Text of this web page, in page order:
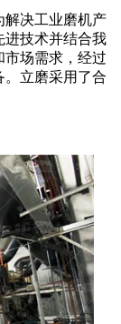
解决工业磨机产
进技术并结合我
市场需求，经过
。立磨采用了合